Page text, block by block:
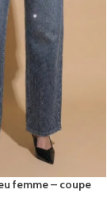
femme – coupe